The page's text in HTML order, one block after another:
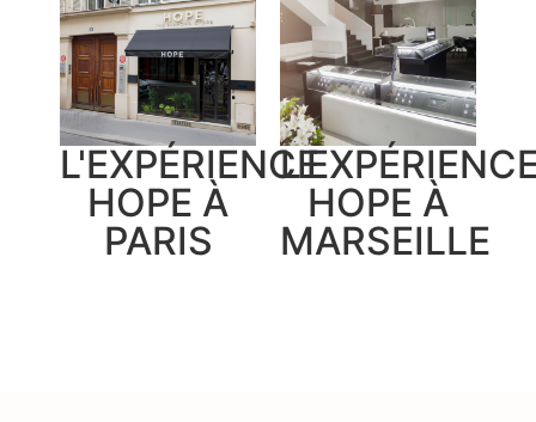
L'EXPÉRIENCE
HOPE À
PARIS
HOPE À
MARSEILLE